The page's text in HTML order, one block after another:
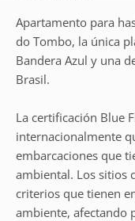
Apartamento para
do Tombo, la única
Bandera Azul y una
Brasil.
La certificación Blue
internacionalmente
embarcaciones que
ambiental. Los sitios
criterios que tienen
ambiente, afectando